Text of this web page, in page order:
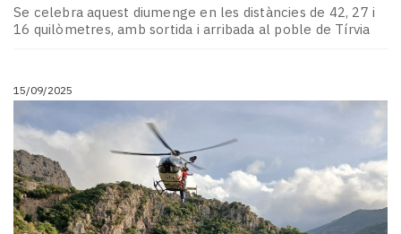
Se celebra aquest diumenge en les distàncies de 42, 27 i
16 quilòmetres, amb sortida i arribada al poble de Tírvia
15/09/2025